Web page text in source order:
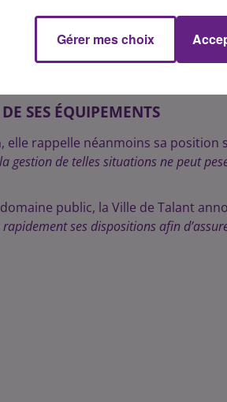
départ.
déroulement des opérations de départ
SES ÉQUIPEMENTS
elle rappelle néanmoins sa position
gestion de telles situations ne peut
public, la Ville de Talant
ses dispositions afin
Gérer mes choix